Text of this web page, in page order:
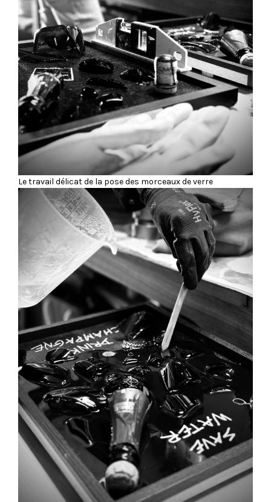
Le travail délicat de la pose des morceaux de verre